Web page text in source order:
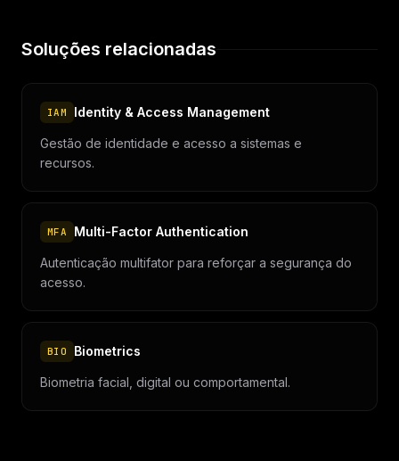
Soluções relacionadas
IAM Identity & Access Management
Gestão de identidade e acesso a sistemas e
recursos.
MFA Multi-Factor Authentication
Autenticação multifator para reforçar a segurança do
acesso.
BIO Biometrics
Biometria facial, digital ou comportamental.